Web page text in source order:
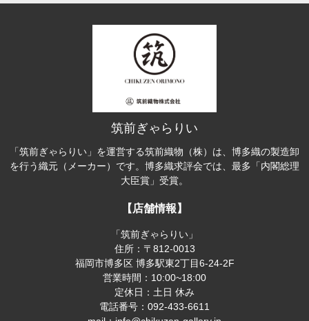
筑前ぎゃらりい
「筑前ぎゃらりい」を運営する筑前織物（株）は、博多織の製造卸
を行う織元（メーカー）です。博多織求評会では、最多「内閣総理
大臣賞」受賞。
【店舗情報】
「筑前ぎゃらりい」
住所：〒812-0013
福岡市博多区 博多駅東2丁目6-24-2F
営業時間：10:00~18:00
定休日：土日 休み
電話番号：092-433-6611